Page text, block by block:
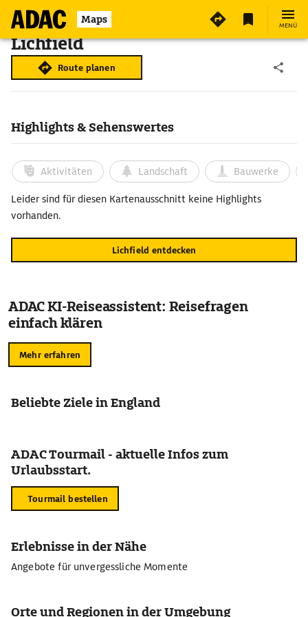
Maps MENÜ
Lichfield
Route planen
Highlights & Sehenswertes
Aktivitäten Landschaft Bauwerke
Leider sind für diesen Kartenausschnitt keine Highlights
vorhanden.
Lichfield entdecken
ADAC KI-Reiseassistent: Reisefragen
einfach klären
Mehr erfahren
Beliebte Ziele in England
ADAC Tourmail - aktuelle Infos zum
Urlaubsstart.
Tourmail bestellen
Erlebnisse in der Nähe
Angebote für unvergessliche Momente
Orte und Regionen in der Umgebung